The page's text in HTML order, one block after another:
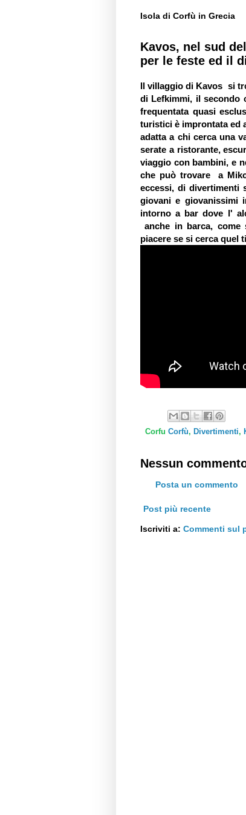
Isola di Corfù in Grecia
Kavos, nel sud
per le feste ed il
Il villaggio di Kavos si
di Lefkimmi, il secondo
frequentata quasi
turistici è improntata ed
adatta a chi cerca una
serate a ristorante,
viaggio con bambini, e
che può trovare a
eccessi, di divertimenti
giovani e
intorno a bar dove l'
anche in barca,
piacere se si cerca quel
Corfu Corfù, Divertimenti,
Nessun
Posta un commento
Post più recente
Iscriviti a: Commenti sul